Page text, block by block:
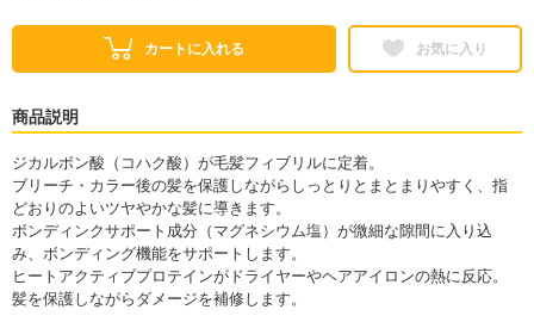
カートに入れる お気に入り
商品説明
ジカルボン酸（コハク酸）が毛髪フィブリルに定着。
ブリーチ・カラー後の髪を保護しながらしっとりとまとまりやすく、指
どおりのよいツヤやかな髪に導きます。
ボンディンクサポート成分（マグネシウム塩）が微細な隙間に入り込
み、ボンディング機能をサポートします。
ヒートアクティブプロテインがドライヤーやヘアアイロンの熱に反応。
髪を保護しながらダメージを補修します。